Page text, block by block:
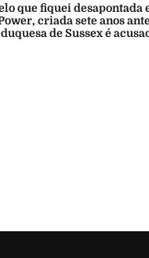
que fiquei desapontada
criada sete anos
de Sussex é